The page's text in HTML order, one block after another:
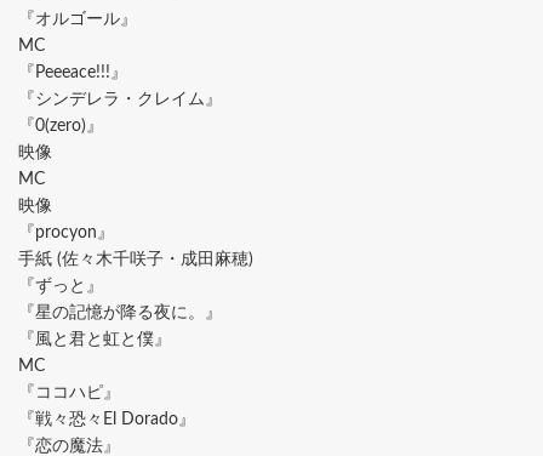
『オルゴール』
MC
『Peeeace!!!』
『シンデレラ・クレイム』
『0(zero)』
映像
MC
映像
『procyon』
手紙 (佐々木千咲子・成田麻穂)
『ずっと』
『星の記憶が降る夜に。』
『風と君と虹と僕』
MC
『ココハピ』
『戦々恐々El Dorado』
『恋の魔法』